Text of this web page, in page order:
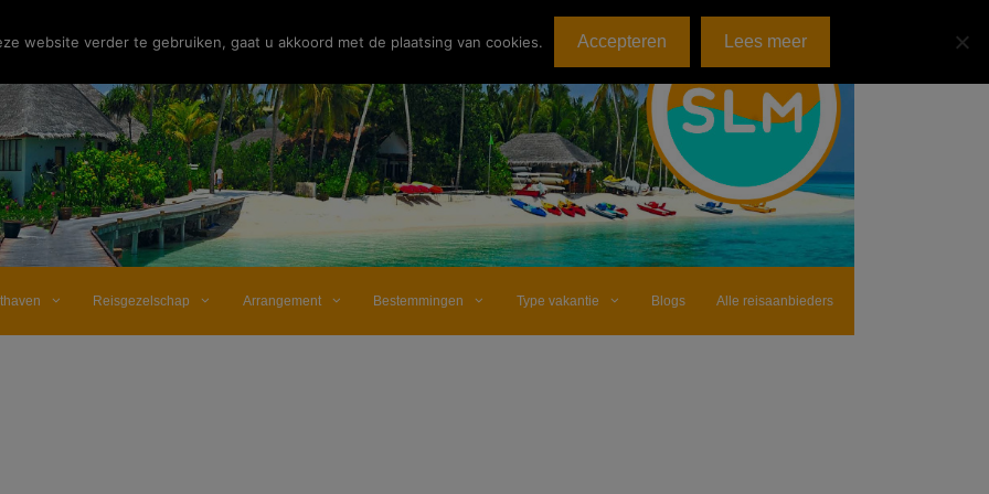
Reisgezelschap Arrangement Bestemmingen Type vakantie Blogs Alle reisaanbieders
website verder te gebruiken, gaat u akkoord met de plaatsing van cookies. Accepteren Lees meer